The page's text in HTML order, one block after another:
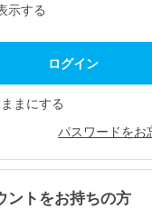
示する
まにする
パスワードをお
トをお持ちの方